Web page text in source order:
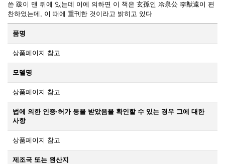
쓴 跋이 맨 뒤에 있는데 이에 의하면 이 책은 玄孫인 冷泉公 李猷遠이 편
찬하였는데, 이 때에 重刊한 것이라고 밝히고 있다
품명
상품페이지 참고
모델명
상품페이지 참고
법에 의한 인증·허가 등을 받았음을 확인할 수 있는 경우 그에 대한
사항
상품페이지 참고
제조국 또는 원산지